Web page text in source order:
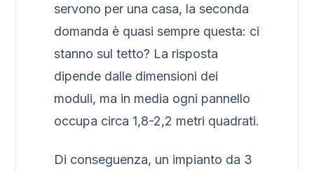
servono per una casa, la seconda
domanda è quasi sempre questa: ci
stanno sul tetto? La risposta
dipende dalle dimensioni dei
moduli, ma in media ogni pannello
occupa circa 1,8-2,2 metri quadrati.
Di conseguenza, un impianto da 3